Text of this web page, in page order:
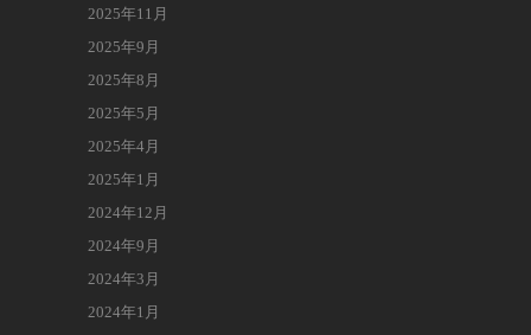
2025年11月
2025年9月
2025年8月
2025年5月
2025年4月
2025年1月
2024年12月
2024年9月
2024年3月
2024年1月